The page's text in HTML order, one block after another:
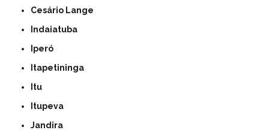
Cesário Lange
Indaiatuba
Iperó
Itapetininga
Itu
Itupeva
Jandira